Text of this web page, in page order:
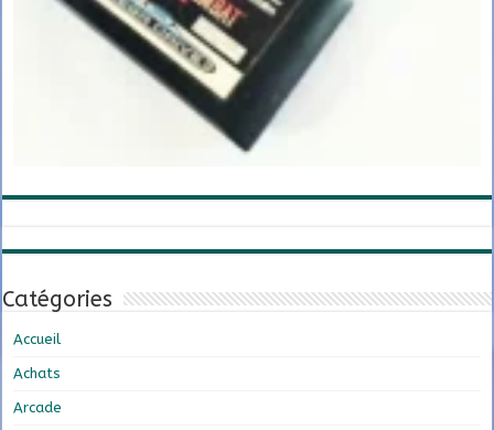
Catégories
Accueil
Achats
Arcade